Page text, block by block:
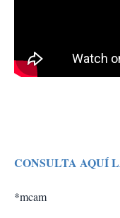
CONSULTA AQUÍ
*mcam